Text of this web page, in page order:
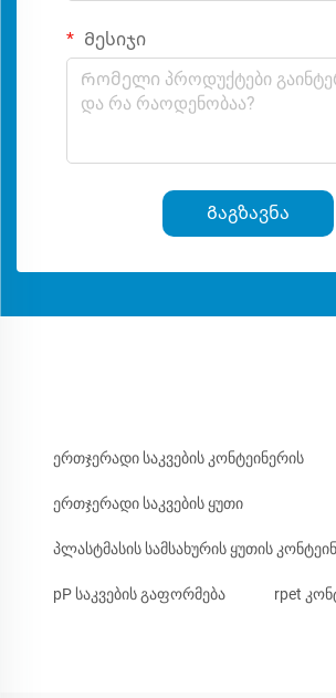
Მესიჯი
Გაგზავნა
ერთჯერადი საკვების კონტეინერის
ერთჯერადი საკვების ყუთი
პლასტმასის სამსახურის ყუთის
pP საკვების გაფორმება rpet